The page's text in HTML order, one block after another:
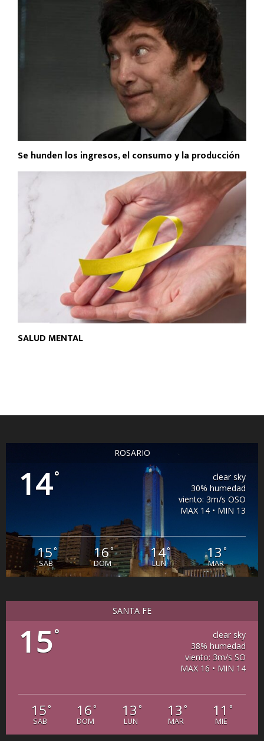
Se hunden los ingresos, el consumo y la producción
SALUD MENTAL
ROSARIO
14°
clear sky
30% humedad
viento: 3m/s OSO
MAX 14 • MIN 13
15°
SAB
16°
DOM
14°
LUN
13 °
MAR
SANTA FE
15°
clear sky
38% humedad
viento: 3m/s SO
MAX 16 • MIN 14
15°
SAB
16°
DOM
13 °
LUN
13 °
MAR
11 °
MIE